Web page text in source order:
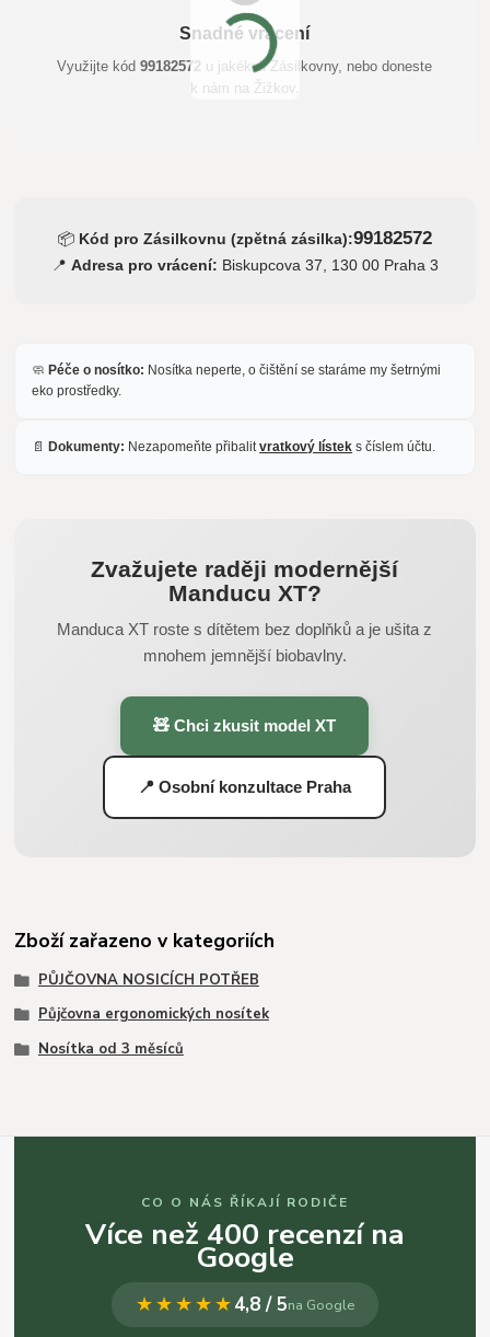
Snadné vrácení
Využijte kód99182572 u jakékoli Zásilkovny, nebo doneste
k nám na Žižkov.
📦 Kód pro Zásilkovnu (zpětná zásilka):99182572
📍 Adresa pro vrácení: Biskupcova 37, 130 00 Praha 3
🧼Péče o nosítko: Nosítka neperte, o čištění se staráme my šetrnými
eko prostředky.
📄Dokumenty: Nezapomeňte přibalitvratkový lístek s číslem účtu.
Zvažujete raději modernější
Manducu XT?
Manduca XT roste s dítětem bez doplňků a je ušita z
mnohem jemnější biobavlny.
🧸 Chci zkusit model XT
📍 Osobní konzultace Praha
Zboží zařazeno v kategoriích
PŮJČOVNA NOSICÍCH POTŘEB
Půjčovna ergonomických nosítek
Nosítka od 3 měsíců
CO O NÁS ŘÍKAJÍ RODIČE
Více než 400 recenzí na
Google
★★★★★4,8 / 5na Google